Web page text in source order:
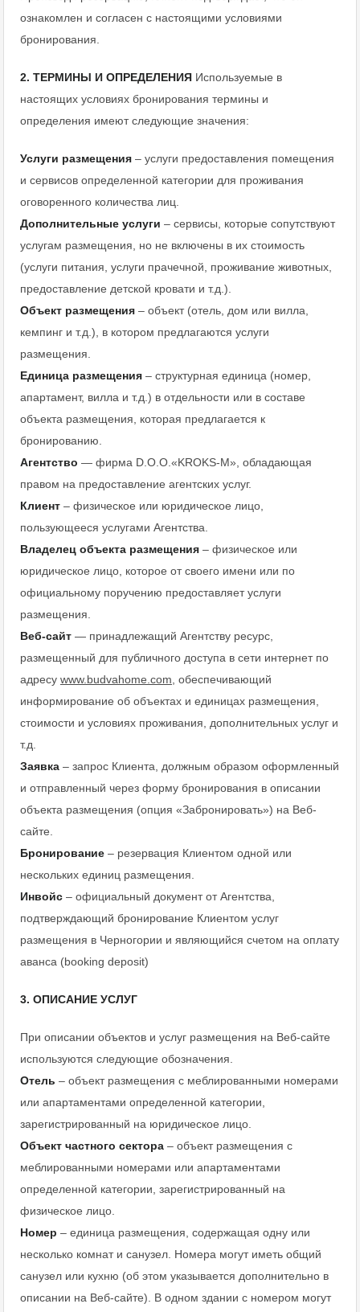
ознакомлен и согласен с настоящими условиями
бронирования.
2. ТЕРМИНЫ И ОПРЕДЕЛЕНИЯ Используемые в
настоящих условиях бронирования термины и
определения имеют следующие значения:
Услуги размещения – услуги предоставления помещения
и сервисов определенной категории для проживания
оговоренного количества лиц.
Дополнительные услуги – сервисы, которые сопутствуют
услугам размещения, но не включены в их стоимость
(услуги питания, услуги прачечной, проживание животных,
предоставление детской кровати и т.д.).
Объект размещения – объект (отель, дом или вилла,
кемпинг и т.д.), в котором предлагаются услуги
размещения.
Единица размещения – структурная единица (номер,
апартамент, вилла и т.д.) в отдельности или в составе
объекта размещения, которая предлагается к
бронированию.
Агентство — фирма D.O.O.«KROKS-M», обладающая
правом на предоставление агентских услуг.
Клиент – физическое или юридическое лицо,
пользующееся услугами Агентства.
Владелец объекта размещения – физическое или
юридическое лицо, которое от своего имени или по
официальному поручению предоставляет услуги
размещения.
Веб-сайт — принадлежащий Агентству ресурс,
размещенный для публичного доступа в сети интернет по
адресу www. budvahome com , обеспечивающий
информирование об объектах и единицах размещения,
стоимости и условиях проживания, дополнительных услуг и
т.д.
Заявка – запрос Клиента, должным образом оформленный
и отправленный через форму бронирования в описании
объекта размещения (опция «Забронировать») на Веб-
сайте.
Бронирование – резервация Клиентом одной или
нескольких единиц размещения.
Инвойс – официальный документ от Агентства,
подтверждающий бронирование Клиентом услуг
размещения в Черногории и являющийся счетом на оплату
аванса (booking deposit)
3. ОПИСАНИЕ УСЛУГ
При описании объектов и услуг размещения на Веб-сайте
используются следующие обозначения.
Отель – объект размещения с меблированными номерами
или апартаментами определенной категории,
зарегистрированный на юридическое лицо.
Объект частного сектора – объект размещения с
меблированными номерами или апартаментами
определенной категории, зарегистрированный на
физическое лицо.
Номер – единица размещения, содержащая одну или
несколько комнат и санузел. Номера могут иметь общий
санузел или кухню (об этом указывается дополнительно в
описании на Веб-сайте). В одном здании с номером могут